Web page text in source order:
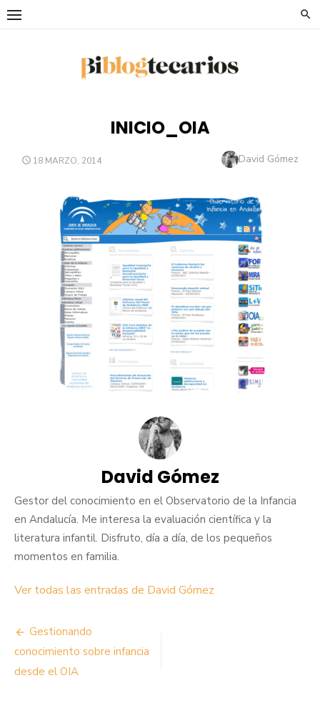
Saltar
INICIO_OIA
PUBLICADO
18 MARZO, 2014 Autor
David Gómez
David Gómez
Gestor del conocimiento en el Observatorio de la Infancia
en Andalucía. Me interesa la evaluación científica y la
literatura infantil. Disfruto, día a día, de los pequeños
momentos en familia.
Ver todas las entradas de David Gómez
Navegación
de
entradas
Gestionando
conocimiento sobre infancia
desde el OIA